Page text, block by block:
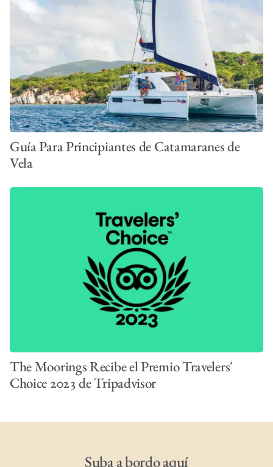
Guía Para Principiantes de Catamaranes de
Vela
The Moorings Recibe el Premio Travelers'
Choice 2023 de Tripadvisor
Suba a bordo aquí